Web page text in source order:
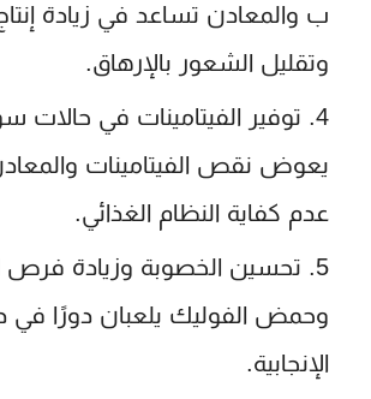
ب والمعادن تساعد في زيادة
وتقليل الشعور بالإرهاق.
توفير الفيتامينات في حالات
يعوض نقص الفيتامينات
عدم كفاية النظام الغذائي.
تحسين الخصوبة وزيادة فرص
وحمض الفوليك يلعبان دورًا في
الإنجابية.